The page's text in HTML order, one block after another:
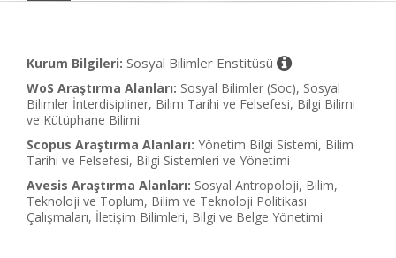
Kurum Bilgileri: Sosyal Bilimler Enstitüsü
WoS Araştırma Alanları: Sosyal Bilimler (Soc), Sosyal
Bilimler İnterdisipliner, Bilim Tarihi ve Felsefesi, Bilgi Bilimi
ve Kütüphane Bilimi
Scopus Araştırma Alanları: Yönetim Bilgi Sistemi, Bilim
Tarihi ve Felsefesi, Bilgi Sistemleri ve Yönetimi
Avesis Araştırma Alanları: Sosyal Antropoloji, Bilim,
Teknoloji ve Toplum, Bilim ve Teknoloji Politikası
Çalışmaları, İletişim Bilimleri, Bilgi ve Belge Yönetimi